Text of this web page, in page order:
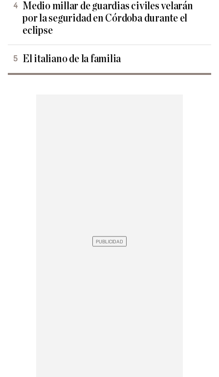
Medio millar de guardias civiles velarán
por la seguridad en Córdoba durante el
eclipse
El italiano de la familia